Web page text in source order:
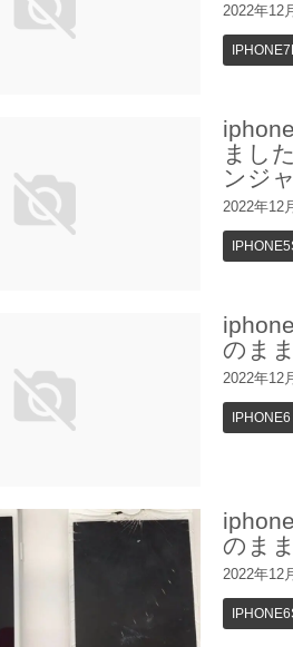
2022年12
まし
ンジ
2022年12
のま
2022年12
IPHONE6
のま
2022年12